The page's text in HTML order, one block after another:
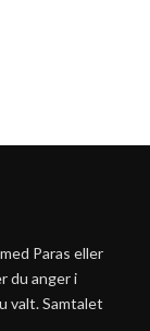
Paras eller
du anger i
valt. Samtalet